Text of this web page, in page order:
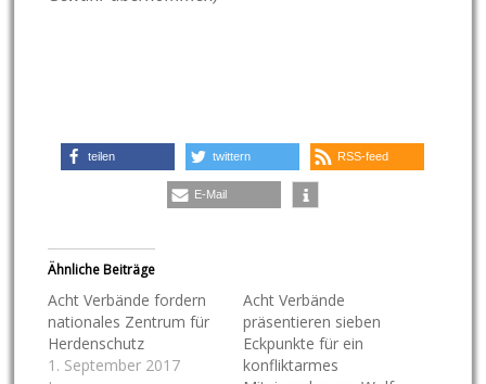
teilen twittern RSS-feed
E-Mail
Ähnliche Beiträge
Acht Verbände fordern
nationales Zentrum für
Herdenschutz
1. September 2017
Acht Verbände
präsentieren sieben
Eckpunkte für ein
konfliktarmes